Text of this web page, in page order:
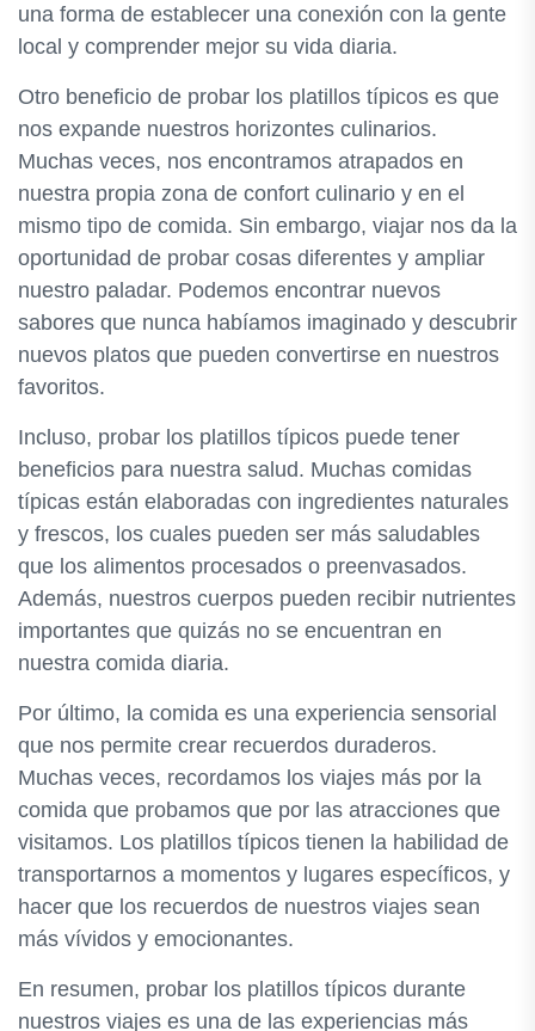
una forma de establecer una conexión con la gente
local y comprender mejor su vida diaria.
Otro beneficio de probar los platillos típicos es que
nos expande nuestros horizontes culinarios.
Muchas veces, nos encontramos atrapados en
nuestra propia zona de confort culinario y en el
mismo tipo de comida. Sin embargo, viajar nos da la
oportunidad de probar cosas diferentes y ampliar
nuestro paladar. Podemos encontrar nuevos
sabores que nunca habíamos imaginado y descubrir
nuevos platos que pueden convertirse en nuestros
favoritos.
Incluso, probar los platillos típicos puede tener
beneficios para nuestra salud. Muchas comidas
típicas están elaboradas con ingredientes naturales
y frescos, los cuales pueden ser más saludables
que los alimentos procesados o preenvasados.
Además, nuestros cuerpos pueden recibir nutrientes
importantes que quizás no se encuentran en
nuestra comida diaria.
Por último, la comida es una experiencia sensorial
que nos permite crear recuerdos duraderos.
Muchas veces, recordamos los viajes más por la
comida que probamos que por las atracciones que
visitamos. Los platillos típicos tienen la habilidad de
transportarnos a momentos y lugares específicos, y
hacer que los recuerdos de nuestros viajes sean
más vívidos y emocionantes.
En resumen, probar los platillos típicos durante
nuestros viajes es una de las experiencias más